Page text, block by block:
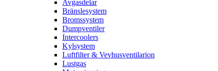
Avgasdelar
Bränslesystem
Bromssystem
Dumpventiler
Intercoolers
Kylsystem
Luftfilter & Vevhusventilarion
Lustgas